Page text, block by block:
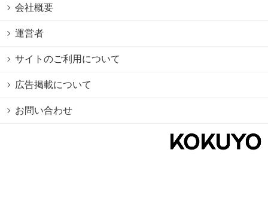
会社概要
運営者
サイトのご利用について
広告掲載について
お問い合わせ